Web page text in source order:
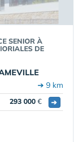
SENIOR À
DE
➔ 9 km
293 000 € ➔